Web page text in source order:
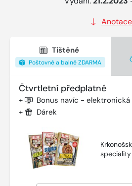
Anotace
Tištěné
Poštovné a balné ZDARMA
Čtvrtletní předplatné
+ Bonus navíc - elektronická
+ Dárek